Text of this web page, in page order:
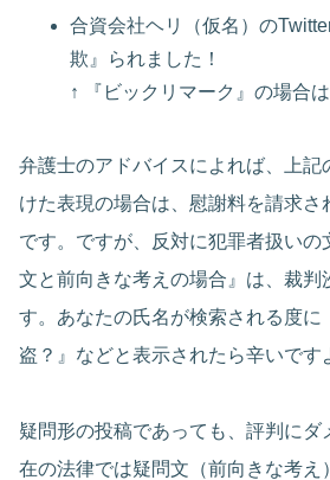
合資会社ヘリ（仮名）の
欺』られました！
↑ 『ビックリマーク』の場合
弁護士のアドバイスによれば、上記
けた表現の場合は、慰謝料を請求さ
です。ですが、反対に犯罪者扱いの
文と前向きな考えの場合』は、裁判
す。あなたの氏名が検索される度に
盗？』などと表示されたら辛いです
疑問形の投稿であっても、評判にダ
在の法律では疑問文（前向きな考え